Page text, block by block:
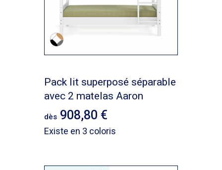
Pack lit superposé séparable
avec 2 matelas Aaron
dès 908,80
Existe en 3 coloris